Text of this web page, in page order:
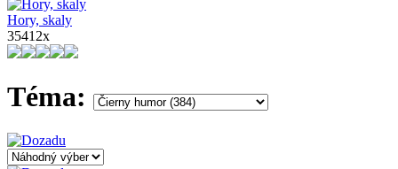
Hory, skaly
35412x
Téma: